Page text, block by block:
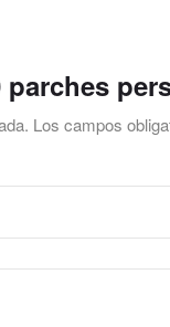
Los campos